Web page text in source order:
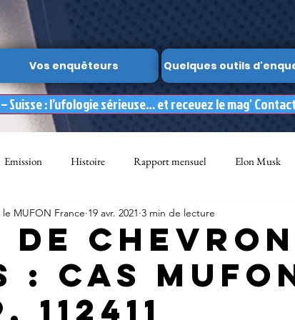
Vos enquêteurs Quelques outils
– Suisse : l’ufologie sérieuse… et recevez le mag'
Emission Histoire Rapport mensuel Elon Musk
Dossier spécial MUFON Abduction
Observation ARCHIVES Témoignages Livre
de
Cas
112411
MUFON France 19 avr. 2021 3 min de lecture